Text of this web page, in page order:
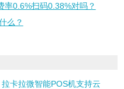
率0.6%扫码0.38%对吗？
么？
拉卡拉微智能POS机支持云